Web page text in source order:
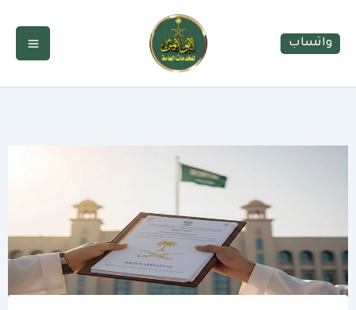
إلى
المحتوى
واتساب